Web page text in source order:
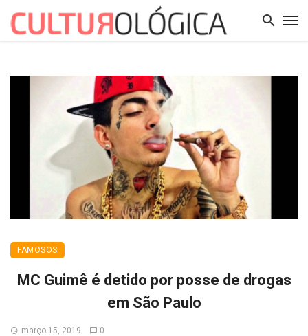
FAMOSOS
MC Guimê é detido por posse de drogas
em São Paulo
março 15, 2019 0